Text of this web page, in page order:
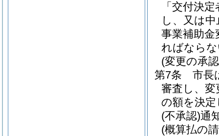
「交付決
し、又は
事業補助
ればなら
(変更の承
第7条
市長
審査し、
の額を決定
(不承認)通
(概算払の